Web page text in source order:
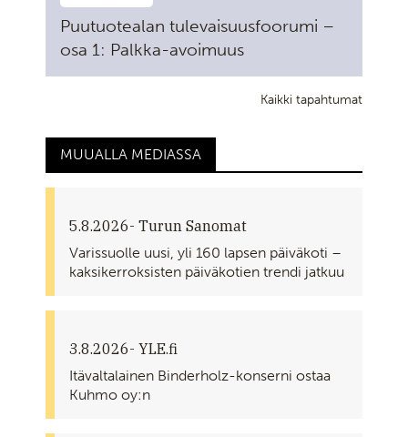
Puutuotealan tulevaisuusfoorumi –
osa 1: Palkka-avoimuus
Kaikki tapahtumat
MUUALLA MEDIASSA
5.8.2026- Turun Sanomat
Varissuolle uusi, yli 160 lapsen päiväkoti –
kaksikerroksisten päiväkotien trendi jatkuu
3.8.2026- YLE.fi
Itävaltalainen Binderholz-konserni ostaa
Kuhmo oy:n